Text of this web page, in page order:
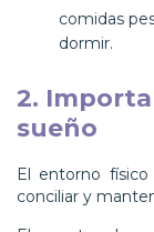
comidas
dormir.
2.
sueño
El entorno
conciliar y